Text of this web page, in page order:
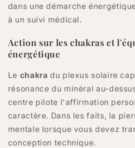
dans une démarche
à un suivi médical.
Action sur les chakras et
énergétique
Le chakra du plexus solaire
résonance du minéral au-
centre pilote l'affirmation
caractère. Dans les faits, la
mentale lorsque vous devez
conception technique.